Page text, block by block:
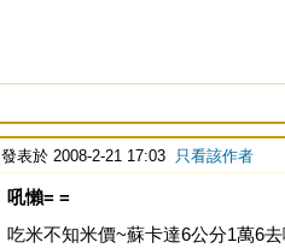
發表於 2008-2-21 17:03 只看該作者
吼懶= =
吃米不知米價~蘇卡達6公分1萬6